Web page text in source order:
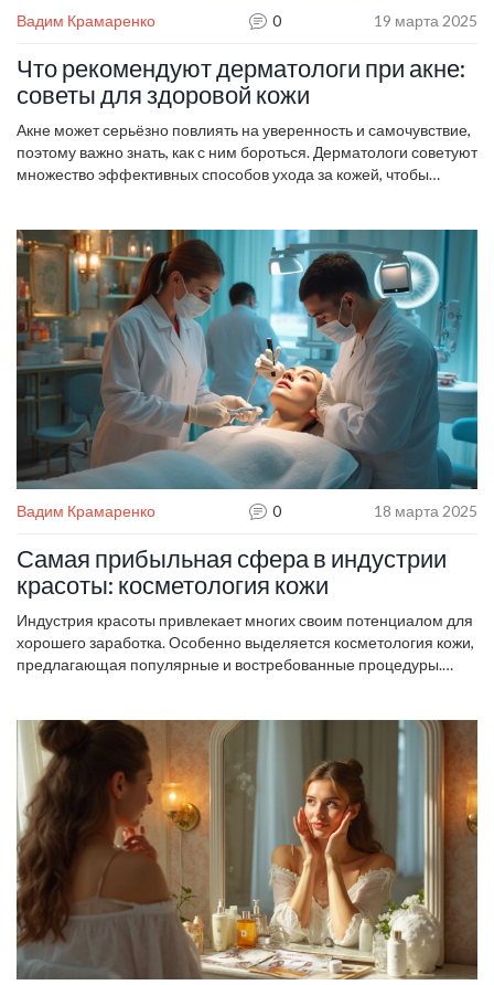
Вадим Крамаренко 0 19 марта 2025
Что рекомендуют дерматологи при акне:
советы для здоровой кожи
Акне может серьёзно повлиять на уверенность и самочувствие,
поэтому важно знать, как с ним бороться. Дерматологи советуют
множество эффективных способов ухода за кожей, чтобы
могут помочь в борьбе с акне, и ошибки, которых стоит избегать.
Узнайте всё о роли питания, правильного очищения и
специализированных процедур в улучшении состояния кожи.
Вадим Крамаренко 0 18 марта 2025
Самая прибыльная сфера в индустрии
красоты: косметология кожи
Индустрия красоты привлекает многих своим потенциалом для
хорошего заработка. Особенно выделяется косметология кожи,
предлагающая популярные и востребованные процедуры.
ищут своё место в бизнесе красоты. Исследуем интересные
факты, которые помогут понять значимость и прибыльность
косметологических услуг.